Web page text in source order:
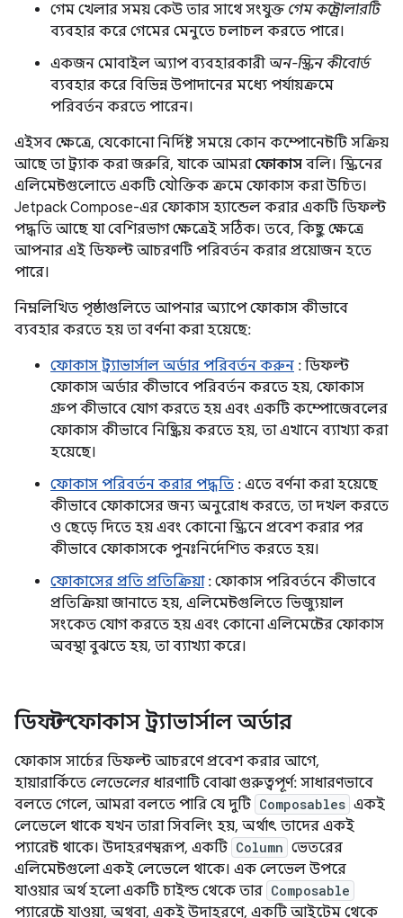
গেম খেলার সময় কেউ তার সাথে সংযুক্ত গেম কন্ট্রোলারটি
ব্যবহার করে গেমের মেনুতে চলাচল করতে পারে।
একজন মোবাইল অ্যাপ ব্যবহারকারী অন-স্ক্রিন কীবোর্ড
ব্যবহার করে বিভিন্ন উপাদানের মধ্যে পর্যায়ক্রমে
পরিবর্তন করতে পারেন।
এইসব ক্ষেত্রে, যেকোনো নির্দিষ্ট সময়ে কোন কম্পোনেন্টটি সক্রিয়
আছে তা ট্র্যাক করা জরুরি, যাকে আমরা ফোকাস বলি। স্ক্রিনের
এলিমেন্টগুলোতে একটি যৌক্তিক ক্রমে ফোকাস করা উচিত।
Jetpack Compose-এর ফোকাস হ্যান্ডেল করার একটি ডিফল্ট
পদ্ধতি আছে যা বেশিরভাগ ক্ষেত্রেই সঠিক। তবে, কিছু ক্ষেত্রে
আপনার এই ডিফল্ট আচরণটি পরিবর্তন করার প্রয়োজন হতে
পারে।
নিম্নলিখিত পৃষ্ঠাগুলিতে আপনার অ্যাপে ফোকাস কীভাবে
ব্যবহার করতে হয় তা বর্ণনা করা হয়েছে:
ফোকাস ট্র্যাভার্সাল অর্ডার পরিবর্তন করুন : ডিফল্ট
ফোকাস অর্ডার কীভাবে পরিবর্তন করতে হয়, ফোকাস
গ্রুপ কীভাবে যোগ করতে হয় এবং একটি কম্পোজেবলের
ফোকাস কীভাবে নিষ্ক্রিয় করতে হয়, তা এখানে ব্যাখ্যা করা
হয়েছে।
ফোকাস পরিবর্তন করার পদ্ধতি : এতে বর্ণনা করা হয়েছে
কীভাবে ফোকাসের জন্য অনুরোধ করতে, তা দখল করতে
ও ছেড়ে দিতে হয় এবং কোনো স্ক্রিনে প্রবেশ করার পর
কীভাবে ফোকাসকে পুনঃনির্দেশিত করতে হয়।
ফোকাসের প্রতি প্রতিক্রিয়া: ফোকাস পরিবর্তনে কীভাবে
প্রতিক্রিয়া জানাতে হয়, এলিমেন্টগুলিতে ভিজ্যুয়াল
সংকেত যোগ করতে হয় এবং কোনো এলিমেন্টের ফোকাস
অবস্থা বুঝতে হয়, তা ব্যাখ্যা করে।
ডিফল্ট ফোকাস ট্র্যাভার্সাল অর্ডার
ফোকাস সার্চের ডিফল্ট আচরণে প্রবেশ করার আগে,
হায়ারার্কিতে লেভেলেরধারণাটি বোঝা গুরুত্বপূর্ণ: সাধারণভাবে
বলতে গেলে, আমরা বলতে পারি যে দুটি Composables একই
লেভেলে থাকে যখন তারা সিবলিং হয়, অর্থাৎ তাদের একই
প্যারেন্ট থাকে। উদাহরণস্বরূপ, একটি Column ভেতরের
এলিমেন্টগুলো একই লেভেলে থাকে। এক লেভেল উপরে
যাওয়ার অর্থ হলো একটি চাইল্ড থেকে তার Composable
প্যারেন্টে যাওয়া, অথবা, একই উদাহরণে, একটি আইটেম থেকে